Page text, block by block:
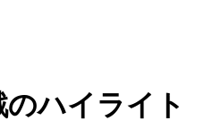
ハイライト